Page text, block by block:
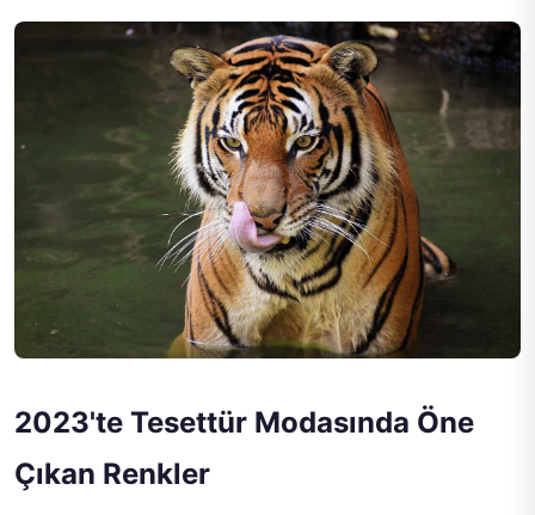
2023'te Tesettür Modasında Öne
Çıkan Renkler